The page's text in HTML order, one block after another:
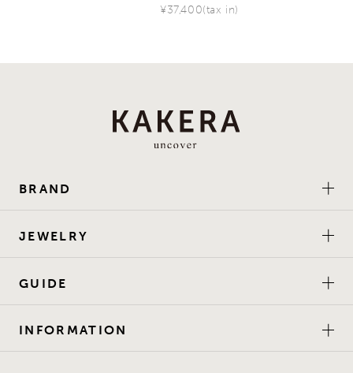
¥37,400(tax in)
BRAND
JEWELRY
GUIDE
INFORMATION